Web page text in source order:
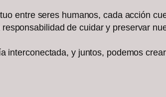
entre seres humanos, cada acción
de cuidar y preservar
y juntos, podemos